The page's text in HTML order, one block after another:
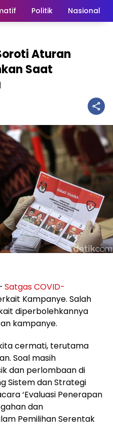
Politik Nasional
Aturan
Saat
Satgas COVID-
Kampanye. Salah
diperbolehkannya
kampanye.
cermati, terutama
Soal masih
dan perlombaan di
Sistem dan Strategi
‘Evaluasi Penerapan
dan
Pemilihan Serentak